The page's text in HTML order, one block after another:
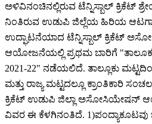
ಅಳಿವಿನಂಚಿನಲ್ಲಿರುವ ಟೆನ್ನಿಸ್ಬಾಲ್ ಕ್ರಿಕೆಟ್
ನಿಂತಿರುವ ಉಡುಪಿ ಜಿಲ್ಲೆಯ ಹಿರಿಯ
ಉದ್ಘಾಟನೆಯಾದ ಟೆನ್ನಿಸ್ಬಾಲ್ ಕ್ರಿಕೆಟ್
ಆಯೋಜನೆಯಲ್ಲಿ ಪ್ರಥಮ ಬಾರಿಗೆ
2021-22" ನಡೆಯಲಿದೆ. ತಾಲ್ಲೂಕು
ಮತ್ತು ರಾಜ್ಯ ಮಟ್ಟದಲ್ಲೂ ಕ್ರಾಂತಿಕಾರಿ
ಕ್ರಿಕೆಟ್ ಉಡುಪಿ ಜಿಲ್ಲಾ ಅಸೋಸಿಯೇಷನ್
ವಿವರ ಈ ಕೆಳಗಿನಂತಿದೆ. 1)ಪಂದ್ಯಾಕೂಟವು